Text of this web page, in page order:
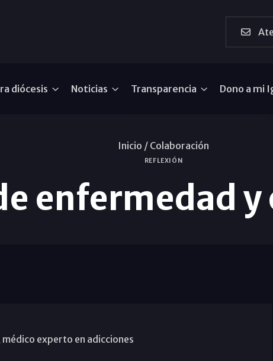
diócesis Noticias Transparencia Dono a mi
Inicio / Colaboración
REFLEXIÓN
enfermedad
experto en adicciones